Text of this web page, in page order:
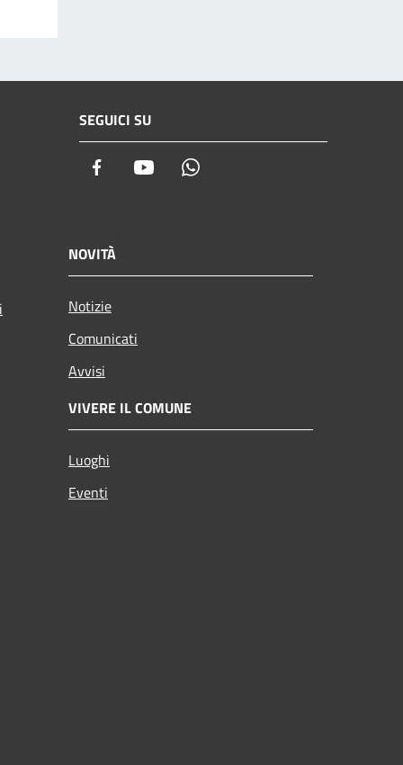
SEGUICI SU
Facebook Youtube
NOVITÀ
Notizie
Comunicati
Avvisi
VIVERE IL COMUNE
Luoghi
Eventi